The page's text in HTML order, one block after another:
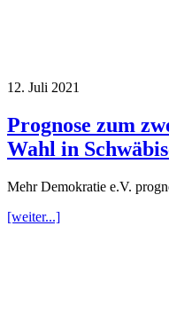
12. Juli 2021
Prognose zum
Wahl in
Mehr Demokratie e.V.
[weiter...]